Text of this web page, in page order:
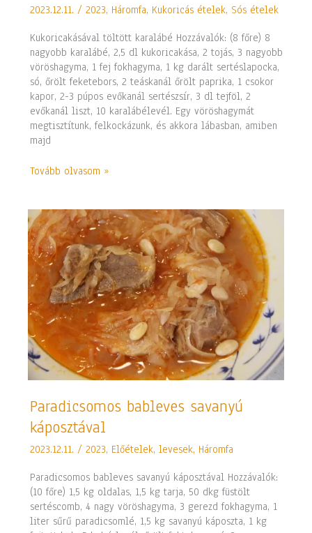
2023.12.11./2023, Háromfa, Kukoricás ételek, Sós ételek
Kukoricakásával töltött karalábé Hozzávalók: (8 főre) 8
nagyobb karalábé, 2,5 dl kukoricakása, 2 tojás, 3 nagyobb
vöröshagyma, 1 fej fokhagyma, 1 kg darált sertéslapocka,
só, őrölt feketebors, 2 teáskanál őrölt paprika, 1 csokor
kapor, 2-3 púpos evőkanál sertészsír, 3 dl tejföl, 2
evőkanál liszt, 10 karalábélevél. Egy vöröshagymát
megtisztítunk, felkockázunk, és akkora lábasban, amiben
majd
karalábé
Tovább olvasom »
Paradicsomos bableves savanyú
káposztával
2023.12.11./2023, Előételek, levesek, Háromfa
Paradicsomos bableves savanyú káposztával Hozzávalók:
(10 főre) 1,5 kg oldalas, 1,5 kg tarja, 50 dkg füstölt
sertéscomb, 4 nagy vöröshagyma, 3 gerezd fokhagyma, 1
liter sűrű paradicsomlé, 1,5 kg savanyú káposzta, 1 kg
Paradicsomos
bableves
savanyú
káposztával